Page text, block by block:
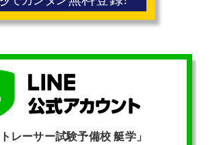
トレーサー試験予備校 艇学」